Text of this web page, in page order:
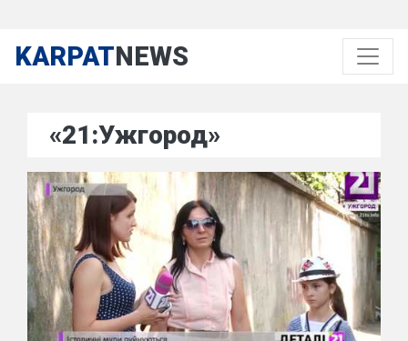
KARPATNEWS
«21:Ужгород»